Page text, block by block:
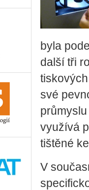
byla
další tři
své
využívá
tištěné
V